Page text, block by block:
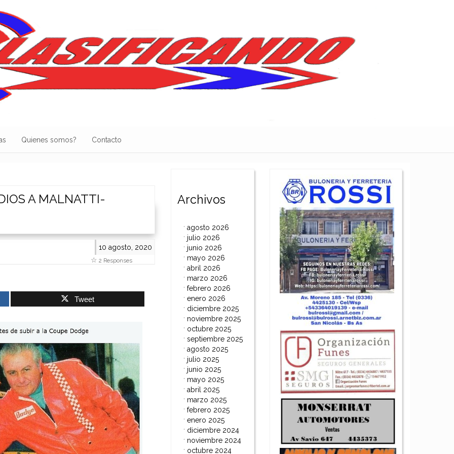
Quienes somos? Contacto
A MALNATTI-
10 agosto, 2020
2 Responses
Tweet
Archivos
agosto 2026
julio 2026
junio 2026
mayo 2026
abril 2026
marzo 2026
febrero 2026
enero 2026
diciembre 2025
noviembre 2025
octubre 2025
septiembre 2025
agosto 2025
julio 2025
junio 2025
mayo 2025
abril 2025
marzo 2025
febrero 2025
enero 2025
diciembre 2024
noviembre 2024
octubre 2024